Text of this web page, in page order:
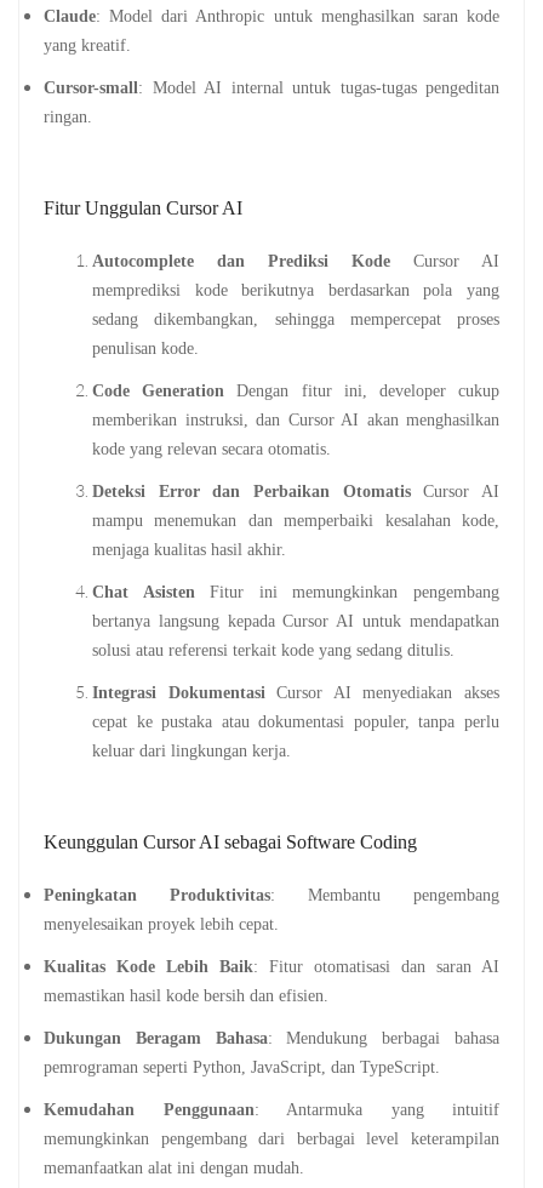
Claude: Model dari Anthropic untuk menghasilkan saran kode
yang kreatif.
Cursor-small: Model AI internal untuk tugas-tugas pengeditan
ringan.
Fitur Unggulan Cursor AI
Autocomplete dan Prediksi Kode Cursor AI
memprediksi kode berikutnya berdasarkan pola yang
sedang dikembangkan, sehingga mempercepat proses
penulisan kode.
Code Generation Dengan fitur ini, developer cukup
memberikan instruksi, dan Cursor AI akan menghasilkan
kode yang relevan secara otomatis.
Deteksi Error dan Perbaikan OtomatisCursor AI
mampu menemukan dan memperbaiki kesalahan kode,
menjaga kualitas hasil akhir.
Chat AsistenFitur ini memungkinkan pengembang
bertanya langsung kepada Cursor AI untuk mendapatkan
solusi atau referensi terkait kode yang sedang ditulis.
Integrasi DokumentasiCursor AI menyediakan akses
cepat ke pustaka atau dokumentasi populer, tanpa perlu
keluar dari lingkungan kerja.
Keunggulan Cursor AI sebagai Software Coding
Peningkatan Produktivitas: Membantu pengembang
menyelesaikan proyek lebih cepat.
Kualitas Kode Lebih Baik: Fitur otomatisasi dan saran AI
memastikan hasil kode bersih dan efisien.
Dukungan Beragam Bahasa: Mendukung berbagai bahasa
pemrograman seperti Python, JavaScript, dan TypeScript.
Kemudahan Penggunaan: Antarmuka yang intuitif
memungkinkan pengembang dari berbagai level keterampilan
memanfaatkan alat ini dengan mudah.